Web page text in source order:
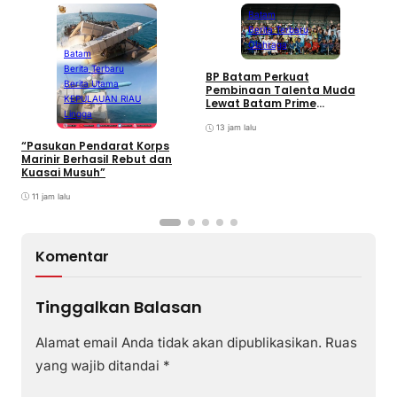
Batam
Berita Terbaru
Berita Utama
KEPULAUAN RIAU
Lingga
“Pasukan Pendarat Korps
Marinir Berhasil Rebut dan
Kuasai Musuh”
11 jam lalu
Batam
Berita Terbaru
Olahraga
BP Batam Perkuat
Pembinaan Talenta Muda
Lewat Batam Prime
Football sebagai Festival
13 jam lalu
Komentar
Tinggalkan Balasan
Alamat email Anda tidak akan dipublikasikan. Ruas
yang wajib ditandai *